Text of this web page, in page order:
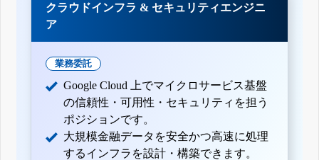
クラウドインフラ & セキュリティエンジニ
ア
業務委託
Google Cloud 上でマイクロサービス基盤
の信頼性・可用性・セキュリティを担う
ポジションです。
大規模金融データを安全かつ高速に処理
するインフラを設計・構築できます。